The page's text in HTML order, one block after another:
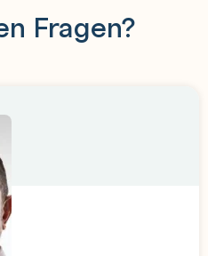
automatische Booten in
Streams arbeiten
des Systems modifizieren
Adressen konfigurieren
Fragen?